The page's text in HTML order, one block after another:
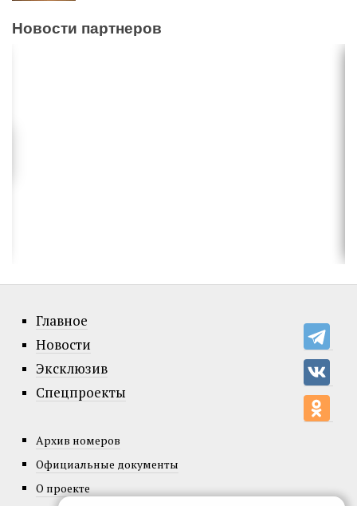
Новости партнеров
Главное
Новости
Эксклюзив
Спецпроекты
Архив номеров
Официальные документы
О проекте